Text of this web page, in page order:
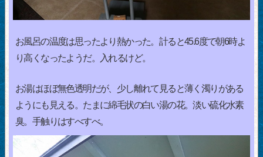
お風呂の温度は思ったより熱かった。計ると45.6度で朝6時よ
り高くなったようだ。入れるけど。
お湯はほぼ無色透明だが、少し離れて見ると薄く濁りがある
ようにも見える。たまに綿毛状の白い湯の花。淡い硫化水素
臭。手触りはすべすべ。